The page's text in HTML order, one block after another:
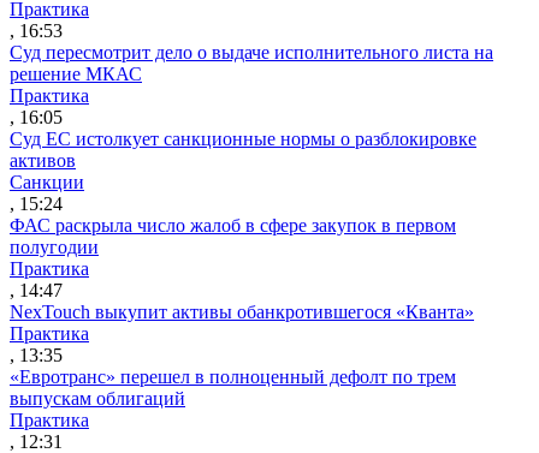
Практика
, 16:53
Суд пересмотрит дело о выдаче исполнительного листа на
решение МКАС
Практика
, 16:05
Суд ЕС истолкует санкционные нормы о разблокировке
активов
Санкции
, 15:24
ФАС раскрыла число жалоб в сфере закупок в первом
полугодии
Практика
, 14:47
NexTouch выкупит активы обанкротившегося «Кванта»
Практика
, 13:35
«Евротранс» перешел в полноценный дефолт по трем
выпускам облигаций
Практика
, 12:31